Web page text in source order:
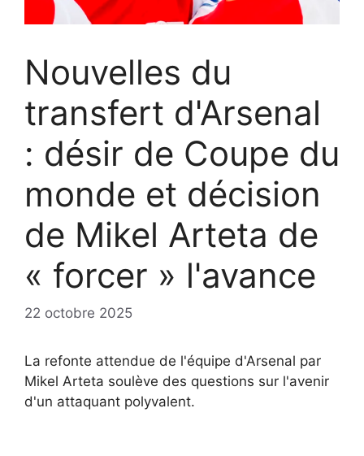
Nouvelles du
transfert d'Arsenal
: désir de Coupe du
monde et décision
de Mikel Arteta de
« forcer » l'avance
22 octobre 2025
La refonte attendue de l'équipe d'Arsenal par
Mikel Arteta soulève des questions sur l'avenir
d'un attaquant polyvalent.